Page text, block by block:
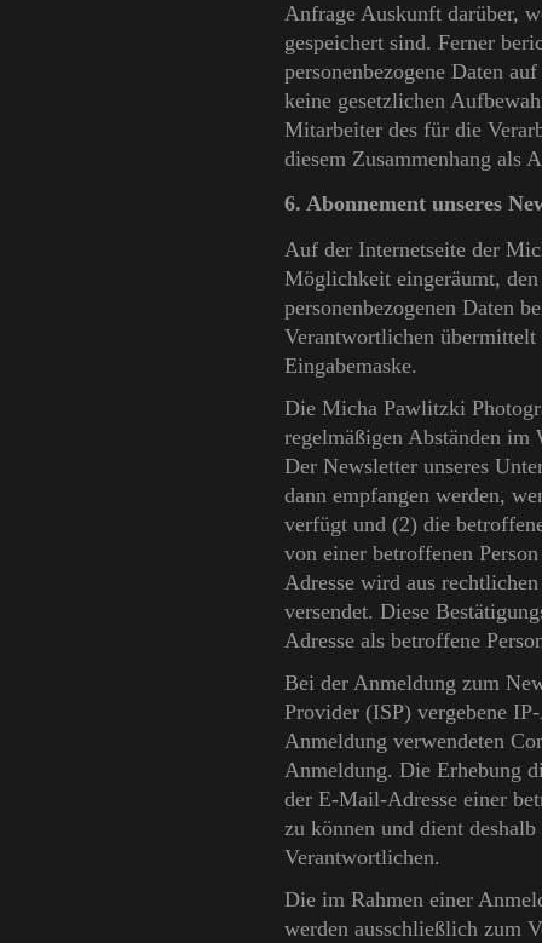
Anfrage Auskunft darüber,
gespeichert sind. Ferner
personenbezogene Daten
keine gesetzlichen
Mitarbeiter des für die
diesem Zusammenhang als
6. Abonnement unseres
Auf der Internetseite der
Möglichkeit eingeräumt, den
personenbezogenen Daten
Verantwortlichen übermittelt
Eingabemaske.
Die Micha Pawlitzki
regelmäßigen Abständen im
Der Newsletter unseres
dann empfangen werden,
verfügt und (2) die
von einer betroffenen
Adresse wird aus
versendet. Diese
Adresse als betroffene
Bei der Anmeldung zum
Provider (ISP) vergebene
Anmeldung verwendeten
Anmeldung. Die Erhebung
der E-Mail-Adresse einer
zu können und dient
Verantwortlichen.
Die im Rahmen einer
werden ausschließlich zum